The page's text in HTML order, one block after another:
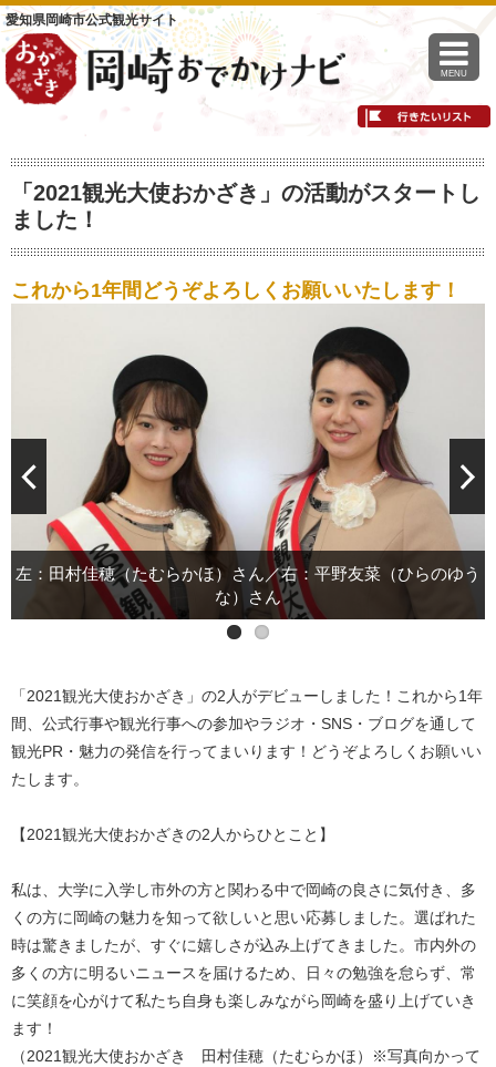
愛知県岡崎市公式観光サイト
MENU
「2021観光大使おかざき」の活動がスタートし
ました！
これから1年間どうぞよろしくお願いいたします！
左：田村佳穂（たむらかほ）さん／右：平野友菜（ひらのゆう
な）さん
「2021観光大使おかざき」の2人がデビューしました！これから1年
間、公式行事や観光行事への参加やラジオ・SNS・ブログを通して
観光PR・魅力の発信を行ってまいります！どうぞよろしくお願いい
たします。
【2021観光大使おかざきの2人からひとこと】
私は、大学に入学し市外の方と関わる中で岡崎の良さに気付き、多
くの方に岡崎の魅力を知って欲しいと思い応募しました。選ばれた
時は驚きましたが、すぐに嬉しさが込み上げてきました。市内外の
多くの方に明るいニュースを届けるため、日々の勉強を怠らず、常
に笑顔を心がけて私たち自身も楽しみながら岡崎を盛り上げていき
ます！
（2021観光大使おかざき 田村佳穂（たむらかほ）※写真向かって